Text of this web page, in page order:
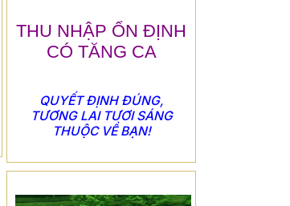
THU NHẬP ỔN ĐỊNH
CÓ TĂNG CA
QUYẾT ĐỊNH ĐÚNG,
TƯƠNG LAI TƯƠI SÁNG
THUỘC VỀ BẠN!